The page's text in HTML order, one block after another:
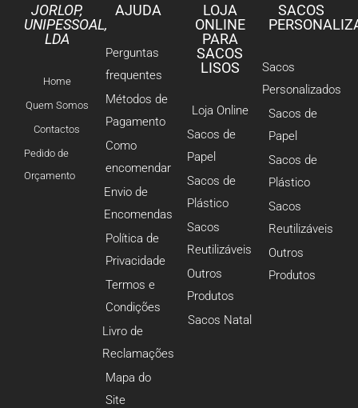
JORLOP,
UNIPESSOAL,
LDA
Home
Quem Somos
Contactos
Pedido de
Orçamento
AJUDA
Perguntas
frequentes
Métodos de
Pagamento
Como
encomendar
Envio de
Encomendas
Política de
Privacidade
Termos e
Condições
Livro de
Reclamações
Mapa do
Site
LOJA
ONLINE
PARA
SACOS
LISOS
Loja Online
Sacos de
Papel
Sacos de
Plástico
Sacos
Reutilizáveis
Outros
Produtos
Sacos Natal
SACOS
Sacos
Personalizados
Sacos de
Papel
Sacos de
Plástico
Sacos
Reutilizáveis
Outros
Produtos